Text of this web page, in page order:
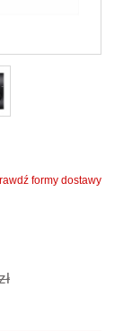
formy dostawy